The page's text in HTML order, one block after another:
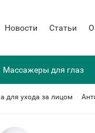
Новости Статьи О
Массажеры для глаз
для ухода за лицом -